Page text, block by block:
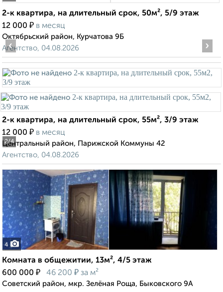
2-к квартира, на длительный срок, 50м², 5/9 этаж
12 000 ₽ в месяц
Октябрьский район, Курчатова 9Б
Агентство, 04.08.2026
2/4
‹ ›
2-к квартира, на длительный срок, 55м², 3/9 этаж
12 000 ₽ в месяц
Центральный район, Парижской Коммуны 42
Агентство, 04.08.2026
4
Комната в общежитии, 13м², 4/5 этаж
600 000 ₽ 46 200 ₽ за м²
Советский район, мкр. Зелёная Роща, Быковского 9А